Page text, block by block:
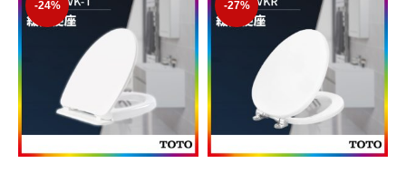
-24% -27%